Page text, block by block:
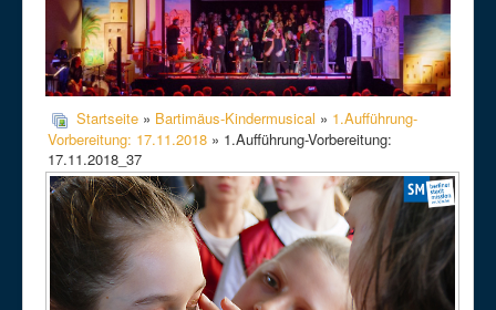
Über uns
Das Musical
Das Projekt
Galerie
Kontakt
Startseite » Bartimäus-Kindermusical » 1.Aufführung-
Vorbereitung: 17.11.2018 » 1.Aufführung-Vorbereitung:
17.11.2018_37